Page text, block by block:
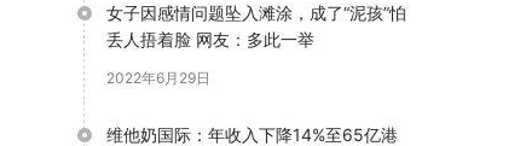
女子因感情问题坠入滩涂，成了“泥孩”怕
丢人捂着脸 网友：多此一举
2022年6月29日
维他奶国际：年收入下降14%至65亿港